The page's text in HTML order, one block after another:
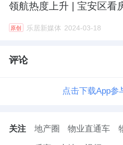
领航热度上升 | 宝安区看
原创 乐居新媒体 2024-03-18
评论
点击下载App参
关注 地产圈 物业直通车